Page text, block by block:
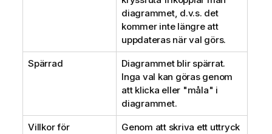
diagrammet, d.v.s. det
kommer inte längre att
uppdateras när val görs.
Spärrad
Diagrammet blir spärrat.
Inga val kan göras genom
att klicka eller "måla" i
diagrammet.
Villkor för
Genom att skriva ett uttryck